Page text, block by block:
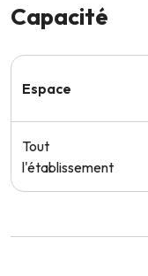
Capacité
Espace
Tout
l'établissement